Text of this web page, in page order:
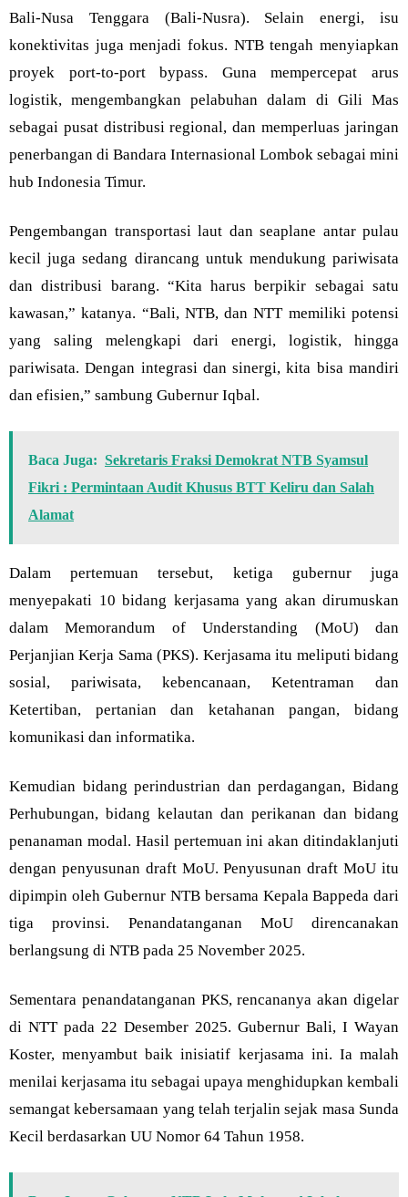
Bali-Nusa Tenggara (Bali-Nusra). Selain energi, isu
konektivitas juga menjadi fokus. NTB tengah menyiapkan
proyek port-to-port bypass. Guna mempercepat arus
logistik, mengembangkan pelabuhan dalam di Gili Mas
sebagai pusat distribusi regional, dan memperluas jaringan
penerbangan di Bandara Internasional Lombok sebagai mini
hub Indonesia Timur.
Pengembangan transportasi laut dan seaplane antar pulau
kecil juga sedang dirancang untuk mendukung pariwisata
dan distribusi barang. “Kita harus berpikir sebagai satu
kawasan,” katanya. “Bali, NTB, dan NTT memiliki potensi
yang saling melengkapi dari energi, logistik, hingga
pariwisata. Dengan integrasi dan sinergi, kita bisa mandiri
dan efisien,” sambung Gubernur Iqbal.
Baca Juga: Sekretaris Fraksi Demokrat NTB Syamsul
Fikri : Permintaan Audit Khusus BTT Keliru dan Salah
Alamat
Dalam pertemuan tersebut, ketiga gubernur juga
menyepakati 10 bidang kerjasama yang akan dirumuskan
dalam Memorandum of Understanding (MoU) dan
Perjanjian Kerja Sama (PKS). Kerjasama itu meliputi bidang
sosial, pariwisata, kebencanaan, Ketentraman dan
Ketertiban, pertanian dan ketahanan pangan, bidang
komunikasi dan informatika.
Kemudian bidang perindustrian dan perdagangan, Bidang
Perhubungan, bidang kelautan dan perikanan dan bidang
penanaman modal. Hasil pertemuan ini akan ditindaklanjuti
dengan penyusunan draft MoU. Penyusunan draft MoU itu
dipimpin oleh Gubernur NTB bersama Kepala Bappeda dari
tiga provinsi. Penandatanganan MoU direncanakan
berlangsung di NTB pada 25 November 2025.
Sementara penandatanganan PKS, rencananya akan digelar
di NTT pada 22 Desember 2025. Gubernur Bali, I Wayan
Koster, menyambut baik inisiatif kerjasama ini. Ia malah
menilai kerjasama itu sebagai upaya menghidupkan kembali
semangat kebersamaan yang telah terjalin sejak masa Sunda
Kecil berdasarkan UU Nomor 64 Tahun 1958.